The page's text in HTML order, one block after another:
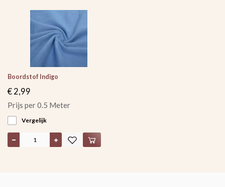
Boordstof Indigo
€ 2,99
Prijs per 0.5 Meter
Vergelijk